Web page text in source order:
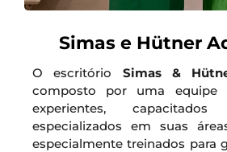
Simas e Hütner
O escritório Simas &
composto por uma equipe
experientes,
especializados em suas
especialmente treinados para